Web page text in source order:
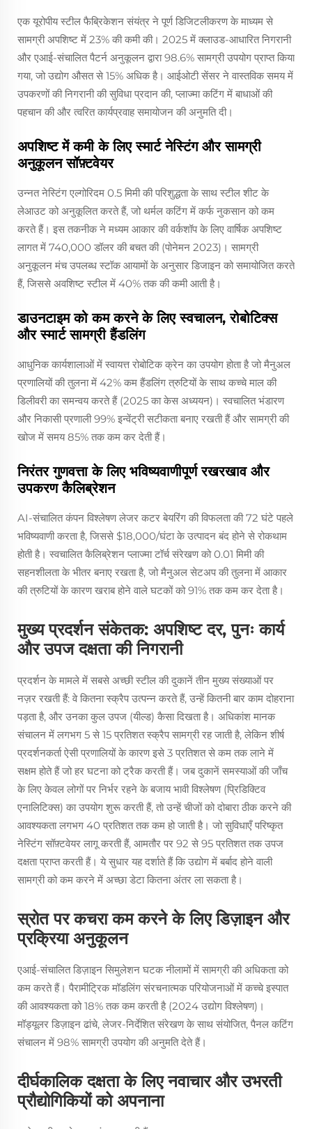
एक यूरोपीय स्टील फैब्रिकेशन संयंत्र ने पूर्ण डिजिटलीकरण के माध्यम से
सामग्री अपशिष्ट में 23% की कमी की। 2025 में क्लाउड-आधारित निगरानी
और एआई-संचालित पैटर्न अनुकूलन द्वारा 98.6% सामग्री उपयोग प्राप्त किया
गया, जो उद्योग औसत से 15% अधिक है। आईओटी सेंसर ने वास्तविक समय में
उपकरणों की निगरानी की सुविधा प्रदान की, प्लाज्मा कटिंग में बाधाओं की
पहचान की और त्वरित कार्यप्रवाह समायोजन की अनुमति दी।
अपशिष्ट में कमी के लिए स्मार्ट नेस्टिंग और सामग्री
अनुकूलन सॉफ़्टवेयर
उन्नत नेस्टिंग एल्गोरिदम 0.5 मिमी की परिशुद्धता के साथ स्टील शीट के
लेआउट को अनुकूलित करते हैं, जो थर्मल कटिंग में कर्फ नुकसान को कम
करते हैं। इस तकनीक ने मध्यम आकार की वर्कशॉप के लिए वार्षिक अपशिष्ट
लागत में 740,000 डॉलर की बचत की (पोनेमन 2023)। सामग्री
अनुकूलन मंच उपलब्ध स्टॉक आयामों के अनुसार डिजाइन को समायोजित करते
हैं, जिससे अवशिष्ट स्टील में 40% तक की कमी आती है।
डाउनटाइम को कम करने के लिए स्वचालन, रोबोटिक्स
और स्मार्ट सामग्री हैंडलिंग
आधुनिक कार्यशालाओं में स्वायत्त रोबोटिक क्रेन का उपयोग होता है जो मैनुअल
प्रणालियों की तुलना में 42% कम हैंडलिंग त्रुटियों के साथ कच्चे माल की
डिलीवरी का समन्वय करते हैं (2025 का केस अध्ययन)। स्वचालित भंडारण
और निकासी प्रणाली 99% इन्वेंट्री सटीकता बनाए रखती हैं और सामग्री की
खोज में समय 85% तक कम कर देती हैं।
निरंतर गुणवत्ता के लिए भविष्यवाणीपूर्ण रखरखाव और
उपकरण कैलिब्रेशन
AI-संचालित कंपन विश्लेषण लेजर कटर बेयरिंग की विफलता की 72 घंटे पहले
भविष्यवाणी करता है, जिससे $18,000/घंटा के उत्पादन बंद होने से रोकथाम
होती है। स्वचालित कैलिब्रेशन प्लाज्मा टॉर्च संरेखण को 0.01 मिमी की
सहनशीलता के भीतर बनाए रखता है, जो मैनुअल सेटअप की तुलना में आकार
की त्रुटियों के कारण खराब होने वाले घटकों को 91% तक कम कर देता है।
मुख्य प्रदर्शन संकेतक: अपशिष्ट दर, पुनः कार्य
और उपज दक्षता की निगरानी
प्रदर्शन के मामले में सबसे अच्छी स्टील की दुकानें तीन मुख्य संख्याओं पर
नज़र रखती हैं: वे कितना स्क्रैप उत्पन्न करते हैं, उन्हें कितनी बार काम दोहराना
पड़ता है, और उनका कुल उपज (यील्ड) कैसा दिखता है। अधिकांश मानक
संचालन में लगभग 5 से 15 प्रतिशत स्क्रैप सामग्री रह जाती है, लेकिन शीर्ष
प्रदर्शनकर्ता ऐसी प्रणालियों के कारण इसे 3 प्रतिशत से कम तक लाने में
सक्षम होते हैं जो हर घटना को ट्रैक करती हैं। जब दुकानें समस्याओं की जाँच
के लिए केवल लोगों पर निर्भर रहने के बजाय भावी विश्लेषण (प्रिडिक्टिव
एनालिटिक्स) का उपयोग शुरू करती हैं, तो उन्हें चीजों को दोबारा ठीक करने की
आवश्यकता लगभग 40 प्रतिशत तक कम हो जाती है। जो सुविधाएँ परिष्कृत
नेस्टिंग सॉफ़्टवेयर लागू करती हैं, आमतौर पर 92 से 95 प्रतिशत तक उपज
दक्षता प्राप्त करती हैं। ये सुधार यह दर्शाते हैं कि उद्योग में बर्बाद होने वाली
सामग्री को कम करने में अच्छा डेटा कितना अंतर ला सकता है।
स्रोत पर कचरा कम करने के लिए डिज़ाइन और
प्रक्रिया अनुकूलन
एआई-संचालित डिज़ाइन सिमुलेशन घटक नीलामों में सामग्री की अधिकता को
कम करते हैं। पैरामीट्रिक मॉडलिंग संरचनात्मक परियोजनाओं में कच्चे इस्पात
की आवश्यकता को 18% तक कम करती है (2024 उद्योग विश्लेषण)।
मॉड्यूलर डिज़ाइन ढांचे, लेजर-निर्देशित संरेखण के साथ संयोजित, पैनल कटिंग
संचालन में 98% सामग्री उपयोग की अनुमति देते हैं।
दीर्घकालिक दक्षता के लिए नवाचार और उभरती
प्रौद्योगिकियों को अपनाना